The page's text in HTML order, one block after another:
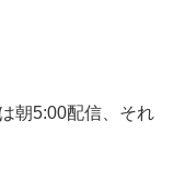
朝5:00配信、それ